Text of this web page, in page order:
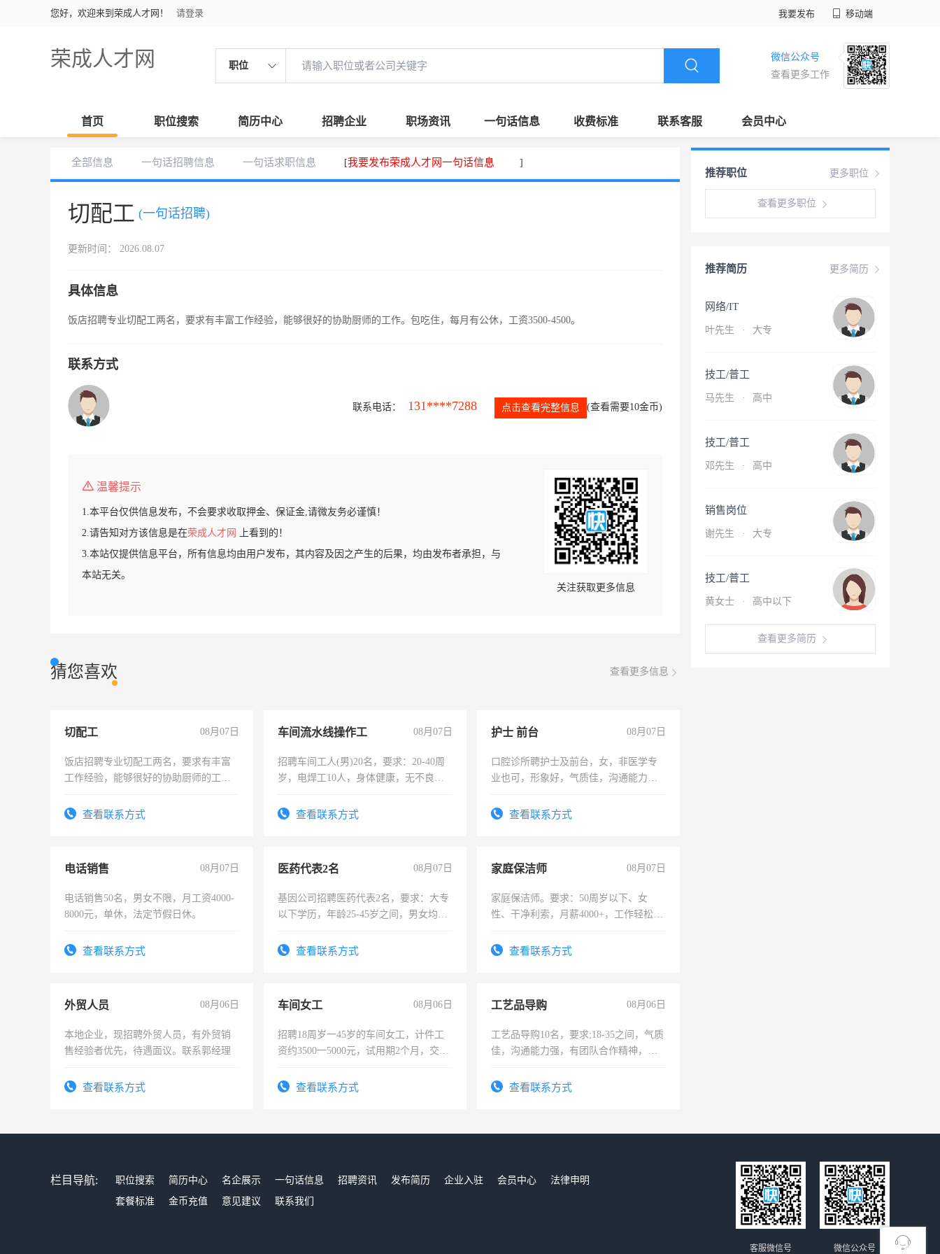
您好，欢迎来到荣成人才网！ 请登录 我要发布 移动端
荣成人才网 职位
微信公众号
查看更多工作
首页 职位搜索 简历中心 招聘企业 职场资讯 一句话信息 收费标准 联系客服 会员中心
全部信息 一句话招聘信息 一句话求职信息 [我要发布荣成人才网一句话信息 ]
切配工 (一句话招聘)
更新时间： 2026.08.07
具体信息
饭店招聘专业切配工两名，要求有丰富工作经验，能够很好的协助厨师的工作。包吃住，每月有公休，工资3500-4500。
联系方式
联系电话： 131****7288 点击查看完整信息 (查看需要10金币)
温馨提示
1.本平台仅供信息发布，不会要求收取押金、保证金,请微友务必谨慎！
2.请告知对方该信息是在荣成人才网
上看到的！
3.本站仅提供信息平台，所有信息均由用户发布，其内容及因之产生的后果，均由发布者承担，与
本站无关。
关注获取更多信息
猜您喜欢 查看更多信息
切配工 08月07日
饭店招聘专业切配工两名，要求有丰富
工作经验，能够很好的协助厨师的工
4500。查看联系方式
车间流水线操作工 08月07日
招聘车间工人(男)20名，要求：20-40周
岁，电焊工10人，身体健康，无不良嗜
宿，免费发放劳保用品，两班倒，每月
查看联系方式
护士 前台 08月07日
口腔诊所聘护士及前台，女，非医学专
业也可，形象好，气质佳，沟通能力
查看联系方式
电话销售 08月07日
电话销售50名，男女不限，月工资4000-
8000元，单休，法定节假日休。
查看联系方式
医药代表2名 08月07日
基因公司招聘医药代表2名，要求：大专
以下学历，年龄25-45岁之间，男女均
表或者有医学资质的优先，底薪+绩效，
查看联系方式
家庭保洁师 08月07日
家庭保洁师。要求：50周岁以下、女
性、干净利索，月薪4000+，工作轻松，
太太等。查看联系方式
外贸人员 08月06日
本地企业，现招聘外贸人员，有外贸销
售经验者优先，待遇面议。联系郭经理
查看联系方式
车间女工 08月06日
招聘18周岁一45岁的车间女工，计件工
资约3500一5000元，试用期2个月，交五
查看联系方式
工艺品导购 08月06日
工艺品导购10名，要求;18-35之间，气质
佳，沟通能力强，有团队合作精神，有
查看联系方式
更多职位
推荐职位
查看更多职位
更多简历
推荐简历
网络/IT
叶先生 · 大专
技工/普工
马先生 · 高中
技工/普工
邓先生 · 高中
销售岗位
谢先生 · 大专
技工/普工
黄女士 · 高中以下
查看更多简历
栏目导航: 职位搜索 简历中心 名企展示 一句话信息 招聘资讯 发布简历 企业入驻 会员中心
法律申明
套餐标准
金币充值 意见建议 联系我们
微信公众号
客服微信号